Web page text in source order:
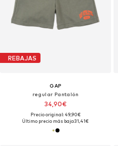
REBAJAS
GAP
regular Pantalón
34,90€
Precio original: 49,90€
Último precio más bajo:31,41€